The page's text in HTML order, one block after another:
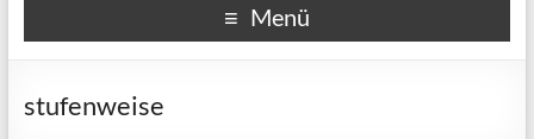
Menü
stufenweise